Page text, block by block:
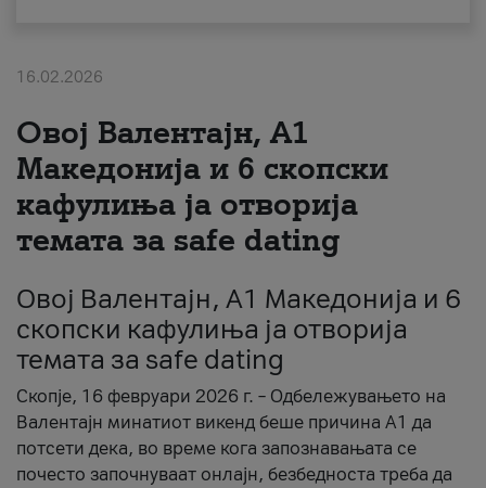
#ПодобарОнлајн
16.02.2026
Овој Валентајн, A1
Македонија и 6 скопски
кафулиња ја отворија
темата за safe dating
Овој Валентајн, A1 Македонија и 6
скопски кафулиња ја отворија
темата за safe dating
Скопје, 16 февруари 2026 г. – Одбележувањето на
Валентајн минатиот викенд беше причина А1 да
потсети дека, во време кога запознавањата се
почесто започнуваат онлајн, безбедноста треба да